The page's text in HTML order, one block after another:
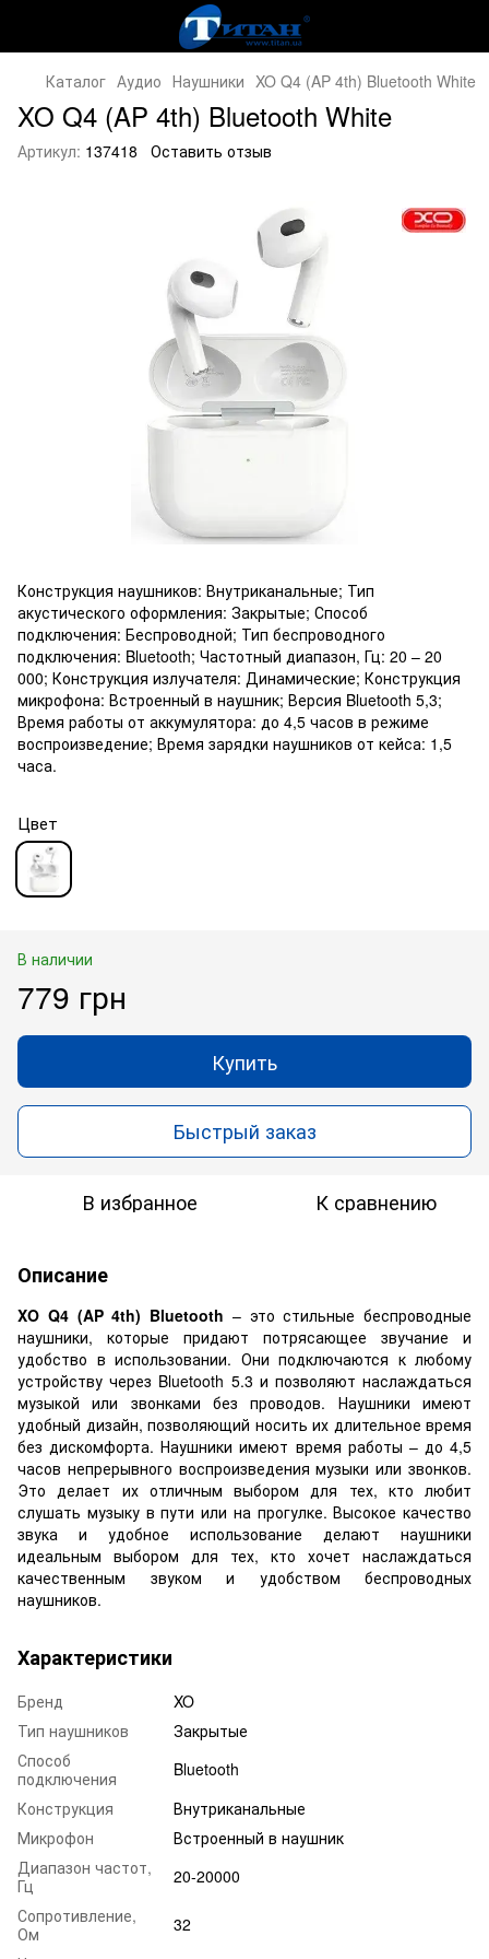
Каталог Аудио Наушники XO Q4 (AP 4th) Bluetooth White
XO Q4 (AP 4th) Bluetooth White
Артикул: 137418 Оставить отзыв
Конструкция наушников: Внутриканальные; Тип
акустического оформления: Закрытые; Способ
подключения: Беспроводной; Тип беспроводного
подключения: Bluetooth; Частотный диапазон, Гц: 20 – 20
000; Конструкция излучателя: Динамические; Конструкция
микрофона: Встроенный в наушник; Версия Bluetooth 5,3;
Время работы от аккумулятора: до 4,5 часов в режиме
воспроизведение; Время зарядки наушников от кейса: 1,5
часа.
Цвет
В наличии
779 грн
Купить
Быстрый заказ
В избранное К сравнению
Описание
XO Q4 (AP 4th) Bluetooth – это стильные беспроводные
наушники, которые придают потрясающее звучание и
удобство в использовании. Они подключаются к любому
устройству через Bluetooth 5.3 и позволяют наслаждаться
музыкой или звонками без проводов. Наушники имеют
удобный дизайн, позволяющий носить их длительное время
без дискомфорта. Наушники имеют время работы – до 4,5
часов непрерывного воспроизведения музыки или звонков.
Это делает их отличным выбором для тех, кто любит
слушать музыку в пути или на прогулке. Высокое качество
звука и удобное использование делают наушники
идеальным выбором для тех, кто хочет наслаждаться
качественным звуком и удобством беспроводных
наушников.
Характеристики
Бренд
XO
Тип наушников
Закрытые
Способ
подключения
Bluetooth
Конструкция
Внутриканальные
Микрофон
Встроенный в наушник
Диапазон частот,
Гц
20-20000
Сопротивление,
Ом
32